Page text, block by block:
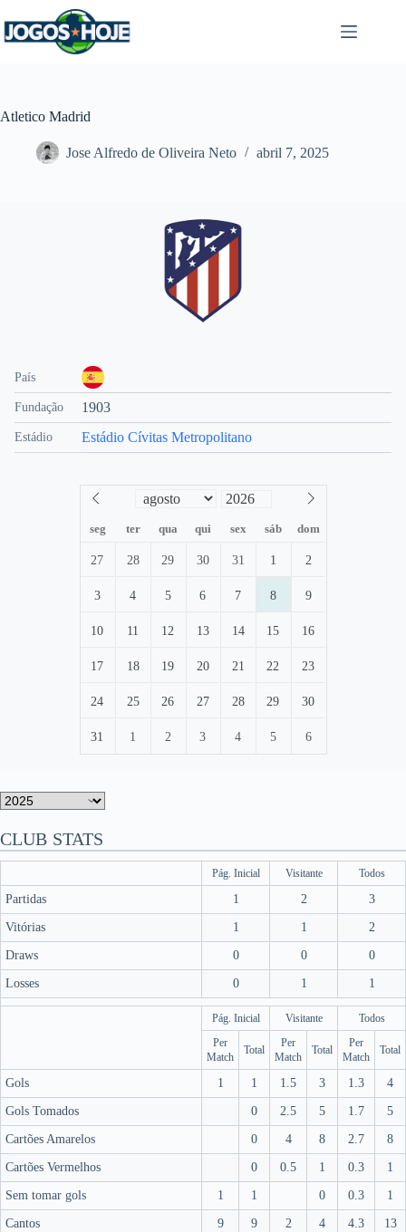
para
o
Atletico Madrid
Jose Alfredo de Oliveira Neto abril 7, 2025
País
Fundação 1903
Estádio Estádio Cívitas Metropolitano
seg ter qua qui sex sáb dom
27 28 29 30 31 1 2
3 4 5 6 7 8 9
10 11 12 13 14 15 16
17 18 19 20 21 22 23
24 25 26 27 28 29 30
31 1 2 3 4 5 6
CLUB STATS
Pág. Inicial Visitante Todos
Partidas 1 2 3
Vitórias 1 1 2
Draws 0 0 0
Losses 0 1 1
Pág. Inicial Visitante
Todos
Per
Match
Total
Per
Match
Total
Per
Match
Total
Gols 1 1 1.5 3 1.3 4
Gols Tomados 0 2.5 5 1.7 5
Cartões Amarelos 0 4 8 2.7 8
Cartões Vermelhos 0 0.5 1 0.3 1
Sem tomar gols 1 1 0 0.3 1
Cantos 9 9 2 4 4.3 13